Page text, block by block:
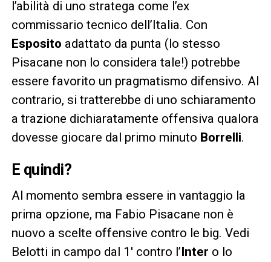
l’abilità di uno stratega come l’ex
commissario tecnico dell’Italia. Con
Esposito adattato da punta (lo stesso
Pisacane non lo considera tale!) potrebbe
essere favorito un pragmatismo difensivo. Al
contrario, si tratterebbe di uno schiaramento
a trazione dichiaratamente offensiva qualora
dovesse giocare dal primo minuto Borrelli.
E quindi?
Al momento sembra essere in vantaggio la
prima opzione, ma Fabio Pisacane non è
nuovo a scelte offensive contro le big. Vedi
Belotti in campo dal 1′ contro l’Inter o lo